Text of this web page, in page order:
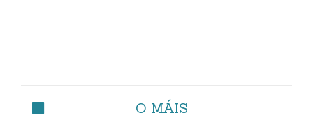
O MÁIS